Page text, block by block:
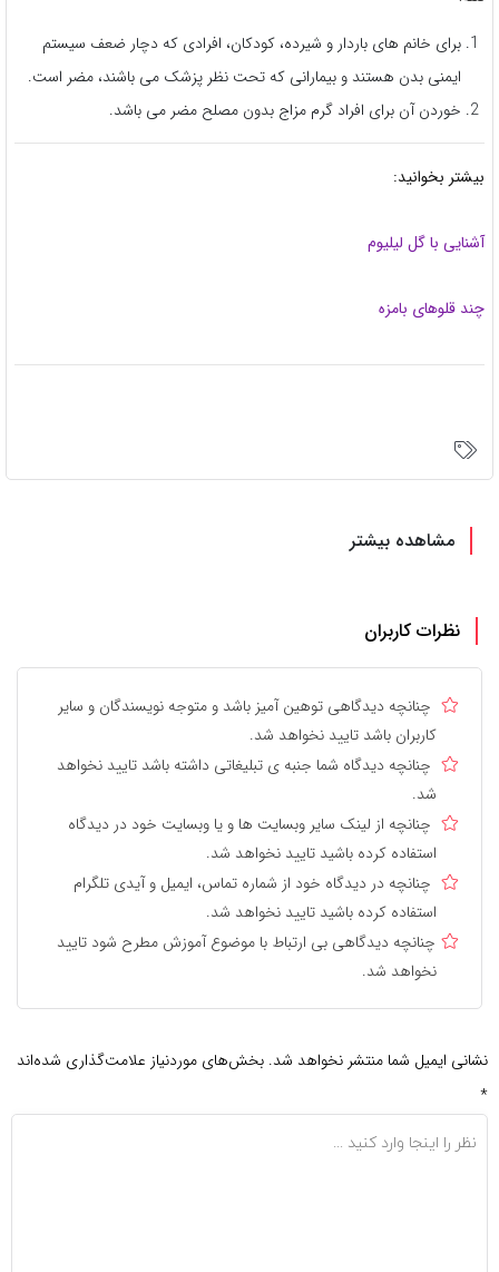
برای خانم های باردار و شیرده، کودکان، افرادی که دچار ضعف سیستم
ایمنی بدن هستند و بیمارانی که تحت نظر پزشک می باشند، مضر است.
خوردن آن برای افراد گرم مزاج بدون مصلح مضر می باشد.
بیشتر بخوانید:
آشنایی با گل لیلیوم
چند قلوهای بامزه
مشاهده بیشتر
نظرات کاربران
چنانچه دیدگاهی توهین آمیز باشد و متوجه نویسندگان و سایر
کاربران باشد تایید نخواهد شد.
چنانچه دیدگاه شما جنبه ی تبلیغاتی داشته باشد تایید نخواهد
شد.
چنانچه از لینک سایر وبسایت ها و یا وبسایت خود در دیدگاه
استفاده کرده باشید تایید نخواهد شد.
چنانچه در دیدگاه خود از شماره تماس، ایمیل و آیدی تلگرام
استفاده کرده باشید تایید نخواهد شد.
چنانچه دیدگاهی بی ارتباط با موضوع آموزش مطرح شود تایید
نخواهد شد.
نشانی ایمیل شما منتشر نخواهد شد. بخش‌های موردنیاز علامت‌گذاری شده‌اند
*